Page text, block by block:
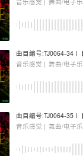
曲目编号:TJ0064-34 I
音乐感觉 | 舞曲/电子
曲目编号:TJ0064-35 I
音乐感觉 | 舞曲/电子